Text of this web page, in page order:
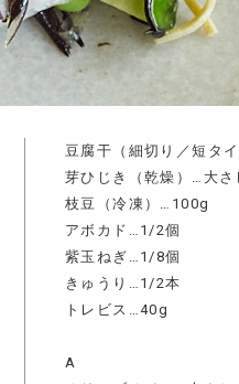
豆腐干（細切り／短タ
芽ひじき（乾燥）…大さ
枝豆（冷凍）…100g
アボカド…1/2個
紫玉ねぎ…1/8個
きゅうり…1/2本
トレビス…40g
A